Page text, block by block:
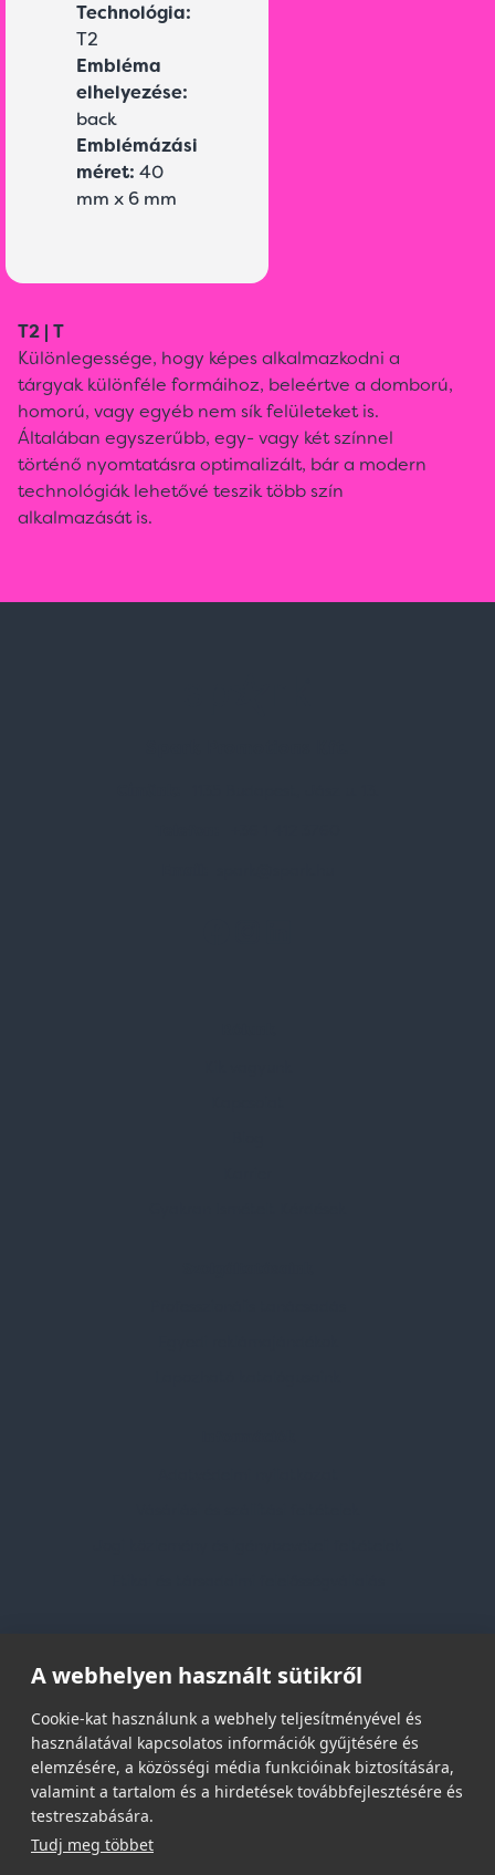
A webhelyen használt sütikről
Cookie-kat használunk a webhely teljesítményével és
használatával kapcsolatos információk gyűjtésére és
elemzésére, a közösségi média funkcióinak biztosítására,
valamint a tartalom és a hirdetések továbbfejlesztésére és
testreszabására.
Tudj meg többet
Technológia:
T2
Embléma
elhelyezése:
back
Emblémázási
méret: 40
mm x 6 mm
T2 | T
Különlegessége, hogy képes alkalmazkodni a
tárgyak különféle formáihoz, beleértve a domború,
homorú, vagy egyéb nem sík felületeket is.
Általában egyszerűbb, egy- vagy két színnel
történő nyomtatásra optimalizált, bár a modern
technológiák lehetővé teszik több szín
alkalmazását is.
Email címed:
elfogadom az adatvédelmi szabályzatot